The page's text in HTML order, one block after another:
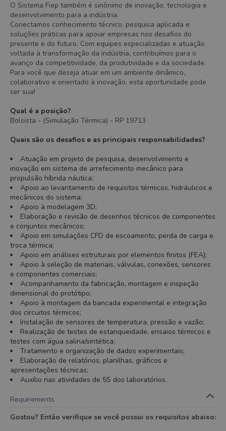
O Sistema Fiep também é sinônimo de inovação, tecnologia e
desenvolvimento para a indústria.
Conectamos conhecimento técnico, pesquisa aplicada e
soluções práticas para apoiar empresas nos desafios do
presente e do futuro. Com equipes especializadas e atuação
voltada à transformação da indústria, contribuímos para o
avanço da competitividade, da produtividade e da sociedade.
Para você que deseja atuar em um ambiente dinâmico,
colaborativo e orientado à inovação, esta oportunidade pode
ser sua!
Qual é a posição?
Bolsista - (Simulação Térmica) - RP 19713
Quais são os desafios e as principais responsabilidades?
Atuação em projeto de pesquisa, desenvolvimento e
inovação em sistema de arrefecimento mecânico para
propulsão híbrida náutica;
Apoio ao levantamento de requisitos térmicos, hidráulicos e
mecânicos do sistema;
Apoio à modelagem 3D;
Elaboração e revisão de desenhos técnicos de componentes
e conjuntos mecânicos;
Apoio em simulações CFD de escoamento, perda de carga e
troca térmica;
Apoio em análises estruturais por elementos finitos (FEA);
Apoio à seleção de materiais, válvulas, conexões, sensores
e componentes comerciais;
Acompanhamento da fabricação, montagem e inspeção
dimensional do protótipo;
Apoio à montagem da bancada experimental e integração
dos circuitos térmicos;
Instalação de sensores de temperatura, pressão e vazão;
Realização de testes de estanqueidade, ensaios térmicos e
testes com água salina/sintética;
Tratamento e organização de dados experimentais;
Elaboração de relatórios, planilhas, gráficos e
apresentações técnicas;
Auxílio nas atividades de 5S dos laboratórios.
Requirements
Gostou? Então verifique se você possui os requisitos abaixo: